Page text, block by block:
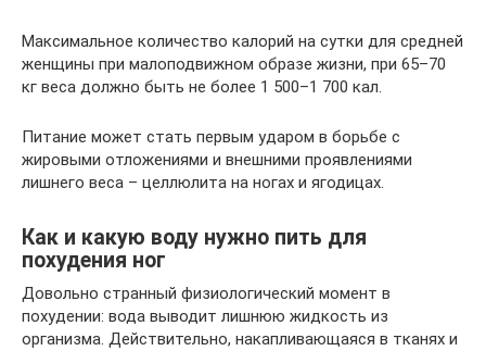
Максимальное количество калорий на сутки для средней
женщины при малоподвижном образе жизни, при 65–70
кг веса должно быть не более 1 500–1 700 кал.
Питание может стать первым ударом в борьбе с
жировыми отложениями и внешними проявлениями
лишнего веса – целлюлита на ногах и ягодицах.
Как и какую воду нужно пить для
похудения ног
Довольно странный физиологический момент в
похудении: вода выводит лишнюю жидкость из
организма. Действительно, накапливающаяся в тканях и